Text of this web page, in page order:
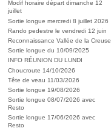
Modif horaire départ dimanche 12
juillet
Sortie longue mercredi 8 juillet 2026
Rando pedestre le vendredi 12 juin
Reconnaissance Vallée de la Creuse
Sortie longue du 10/09/2025
INFO RÉUNION DU LUNDI
Choucroute 14/10/2026
Tête de veau 11/03/2026
Sortie longue 19/08/2026
Sortie longue 08/07/2026 avec
Resto
Sortie longue 17/06/2026 avec
Resto